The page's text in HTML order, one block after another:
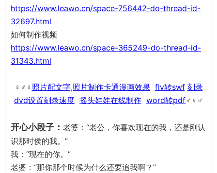
https://www.leawo.cn/space-756442-do-thread-id-
32697.html
如何制作视频
https://www.leawo.cn/space-365249-do-thread-id-
31343.html
♀♂♀ 照片配文字,照片制作卡通漫画效果 flv转swf 刻录
dvd设置刻录速度 摇头娃娃在线制作 word转pdf♂♀♂
开心小段子： 老婆：“老公，你喜欢现在的我，还是刚认
识那时侯的我。”
我：“现在的你。”
老婆：“那你那个时候为什么还要追我啊？”